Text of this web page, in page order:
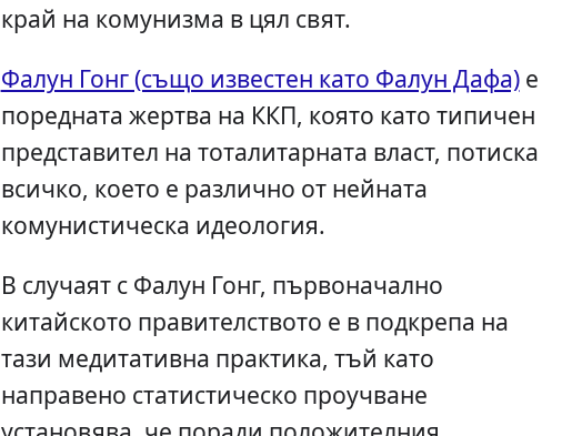
край на комунизма в цял свят.
Фалун Гонг (също известен като Фалун Дафа)е
поредната жертва на ККП, която като типичен
представител на тоталитарната власт, потиска
всичко, което е различно от нейната
комунистическа идеология.
В случаят с Фалун Гонг, първоначално
китайското правителството е в подкрепа на
тази медитативна практика, тъй като
направено статистическо проучване